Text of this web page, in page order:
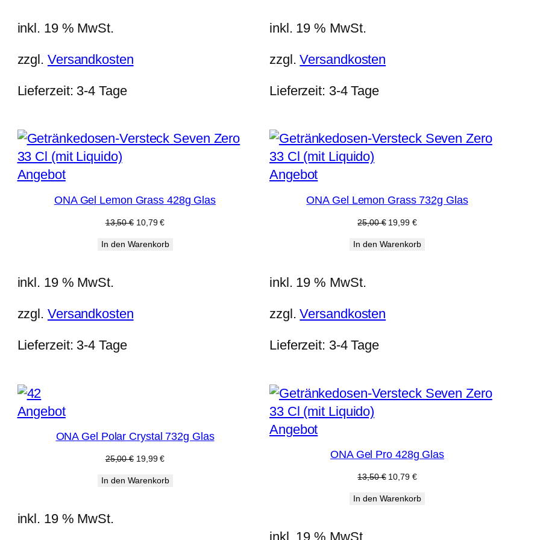
inkl. 19 % MwSt.
zzgl. Versandkosten
Lieferzeit: 3-4 Tage
inkl. 19 % MwSt.
zzgl.Versandkosten
Lieferzeit: 3-4 Tage
AngebotProdukt
Angebot
ONA Gel Lemon Grass 428g Glas
13,50€ Ursprünglicher
war:
10,79€Aktueller
ist:
In den Warenkorb
inkl. 19 % MwSt.
zzgl. Versandkosten
Lieferzeit: 3-4 Tage
AngebotProdukt
Angebot
ONA Gel Lemon Grass 732g Glas
25,00€ Ursprünglicher
war:
19,99 €Aktueller
ist:
In den Warenkorb
inkl. 19 % MwSt.
zzgl.Versandkosten
Lieferzeit: 3-4 Tage
AngebotProdukt
ONA Gel Polar Crystal 732g Glas
25,00€ Ursprünglicher
war:
19,99€Aktueller
ist:
In den Warenkorb
inkl. 19 % MwSt.
AngebotProdukt
ONA Gel Pro 428g Glas
13,50€ Ursprünglicher
war:
10,79 €Aktueller
ist:
In den Warenkorb
inkl. 19 % MwSt.